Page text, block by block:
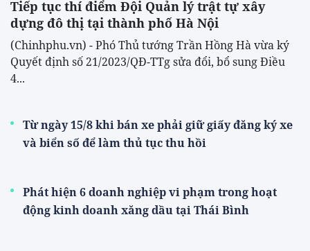
Tiếp tục thí điểm Đội Quản lý trật tự xây
dựng đô thị tại thành phố Hà Nội
(Chinhphu.vn) - Phó Thủ tướng Trần Hồng Hà vừa ký
Quyết định số 21/2023/QĐ-TTg sửa đổi, bổ sung Điều
4...
Từ ngày 15/8 khi bán xe phải giữ giấy đăng ký xe
và biển số để làm thủ tục thu hồi
Phát hiện 6 doanh nghiệp vi phạm trong hoạt
động kinh doanh xăng dầu tại Thái Bình